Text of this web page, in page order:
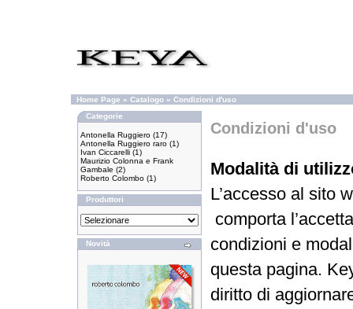
Home Page » Catalogo » Condizioni d'uso
Categorie
Antonella Ruggiero (17)
Antonella Ruggiero raro (1)
Ivan Ciccarelli (1)
Maurizio Colonna e Frank
Gambale (2)
Roberto Colombo (1)
Produttori
Novità
Condizioni d'uso
Modalità di
L’accesso al sito
comporta
condizioni e
questa pagina.
diritto di